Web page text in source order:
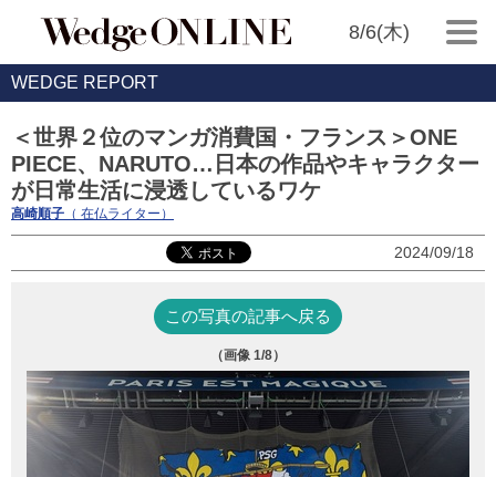
8/6(木)
WEDGE REPORT
＜世界２位のマンガ消費国・フランス＞ONE
PIECE、NARUTO…日本の作品やキャラクター
が日常生活に浸透しているワケ
高崎順子 （ 在仏ライター）
2024/09/18
この写真の記事へ戻る
（画像 1/8）